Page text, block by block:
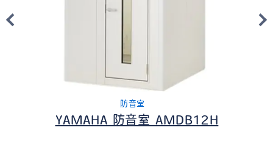
防音室
YAMAHA 防音室 AMDB12H